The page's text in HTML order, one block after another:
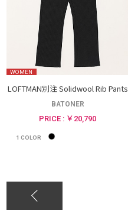
WOMEN
LOFTMAN別注 Solidwool Rib Pants
BATONER
PRICE : ￥20,790
1 COLOR